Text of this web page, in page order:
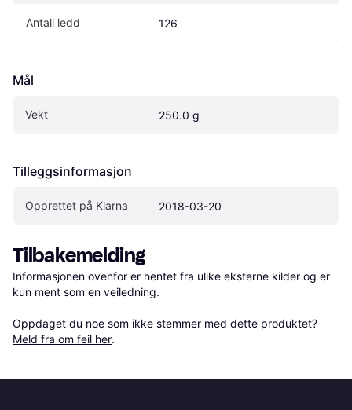
Antall ledd 126
Mål
Vekt 250.0 g
Tilleggsinformasjon
Opprettet på Klarna 2018-03-20
Tilbakemelding
Informasjonen ovenfor er hentet fra ulike eksterne kilder og er
kun ment som en veiledning.
Oppdaget du noe som ikke stemmer med dette produktet?
Meld fra om feil her.